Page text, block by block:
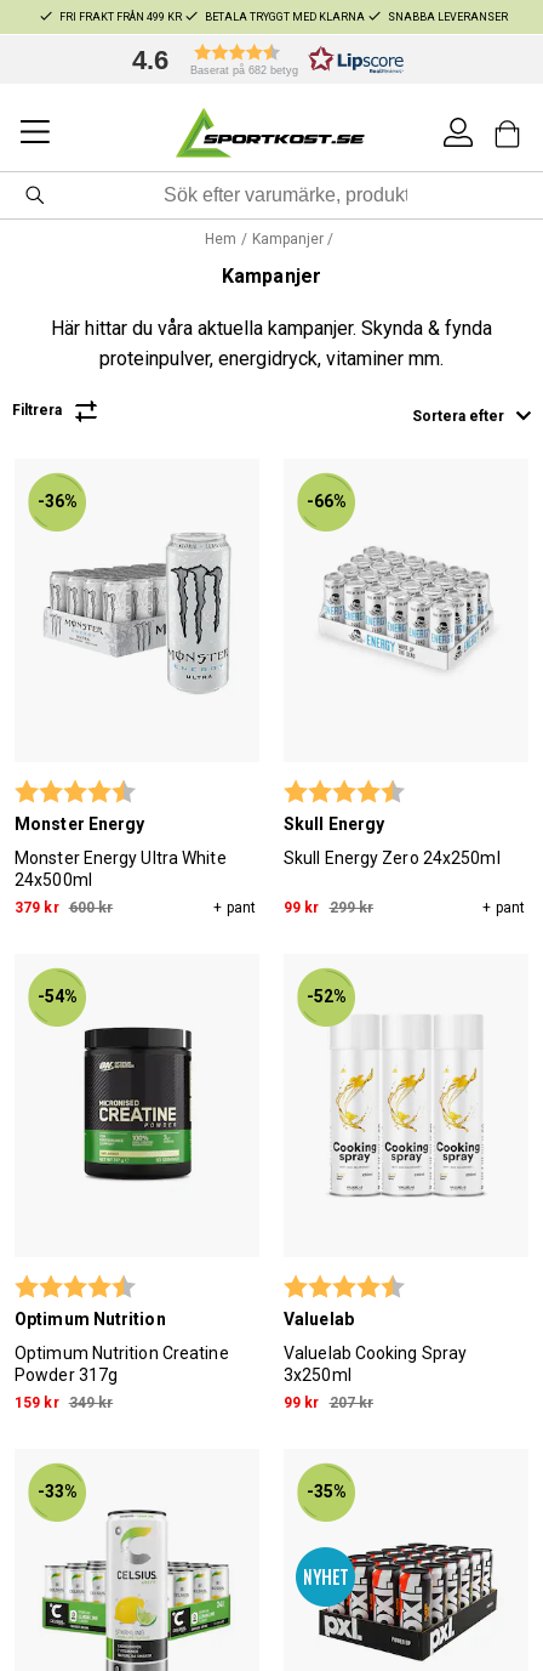
FRI FRAKT FRÅN 499 KR BETALA TRYGGT MED KLARNA SNABBA LEVERANSER
4.6 Baserat på 682 betyg
Hem Kampanjer
Kampanjer
Här hittar du våra aktuella kampanjer. Skynda & fynda
proteinpulver, energidryck, vitaminer mm.
Filtrera Sortera efter
-36%
Betyg: 4.8 utav 5 stjärnor
Monster Energy
Monster Energy Ultra White
24x500ml
379 kr 600 kr + pant
-66%
Betyg:
Skull Energy
Skull Energy Zero 24x250ml
99 kr 299 kr + pant
-54%
Betyg: 4.7 utav 5 stjärnor
Optimum Nutrition
Optimum Nutrition Creatine
Powder 317g
159 kr 349 kr
-52%
Betyg:
Valuelab
Valuelab Cooking Spray
3x250ml
99 kr 207 kr
-33% -35%